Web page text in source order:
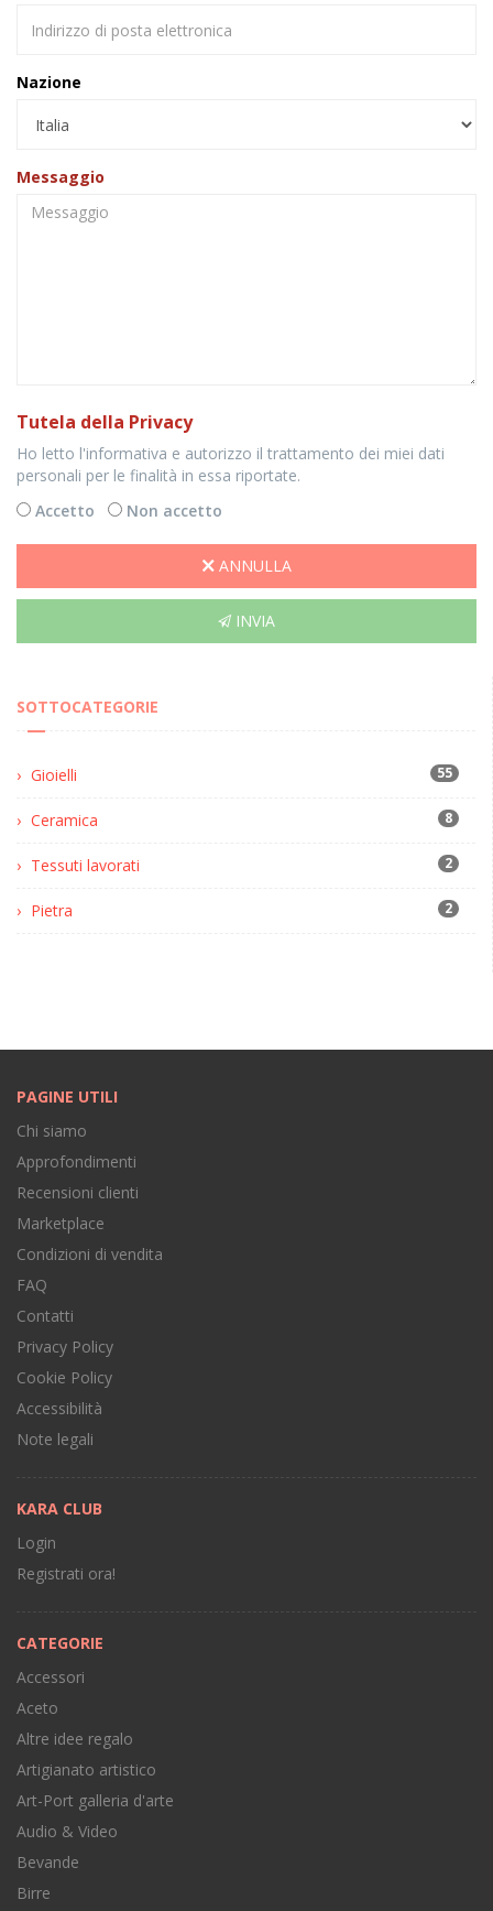
Nazione
Messaggio
Tutela della Privacy
Ho letto l'informativa e autorizzo il trattamento dei miei dati
personali per le finalità in essa riportate.
Accetto
Non accetto
ANNULLA
INVIA
SOTTOCATEGORIE
Gioielli 55
Ceramica 8
Tessuti lavorati 2
Pietra 2
PAGINE UTILI
Chi siamo
Approfondimenti
Recensioni clienti
Marketplace
Condizioni di vendita
FAQ
Contatti
Privacy Policy
Cookie Policy
Accessibilità
Note legali
KARA CLUB
Login
Registrati ora!
CATEGORIE
Accessori
Aceto
Altre idee regalo
Artigianato artistico
Art-Port galleria d'arte
Audio & Video
Bevande
Birre